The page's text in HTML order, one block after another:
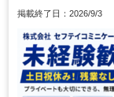
掲載終了日：2026/9/3